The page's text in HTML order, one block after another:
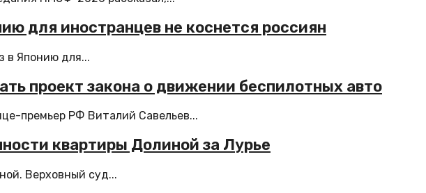
для иностранцев не коснется россиян
в Японию для...
проект закона о движении беспилотных авто
премьер РФ Виталий Савельев...
квартиры Долиной за Лурье
Верховный суд...